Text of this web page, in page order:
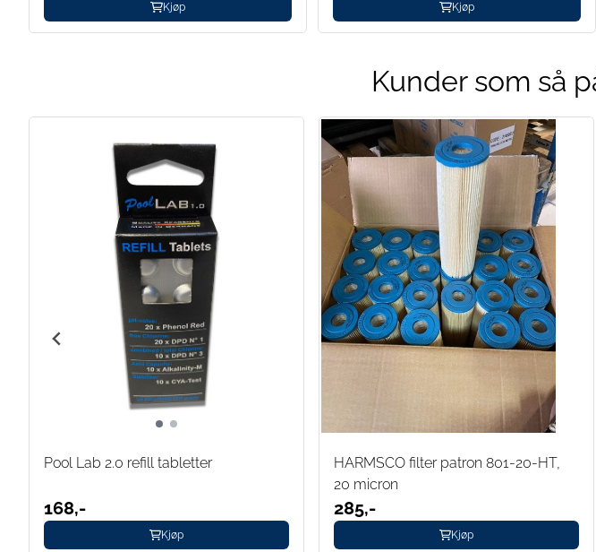
Kjøp Kjøp
Kunder som så
Pool Lab 2.0 refill tabletter
168,-
Kjøp
HARMSCO filter patron 801-20-HT,
20 micron
285,-
Kjøp